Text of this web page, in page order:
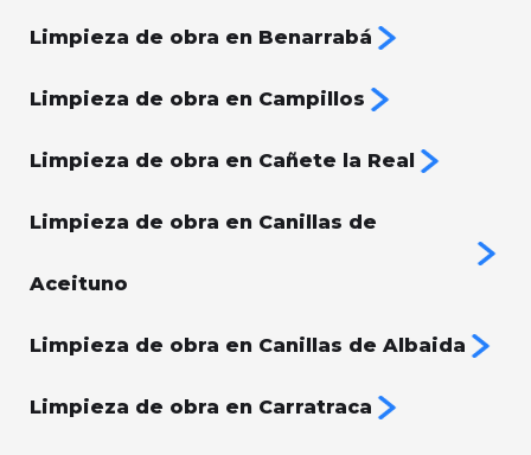
Limpieza de obra en Benarrabá
Limpieza de obra en Campillos
Limpieza de obra en Cañete la Real
Limpieza de obra en Canillas de
Aceituno
Limpieza de obra en Canillas de Albaida
Limpieza de obra en Carratraca